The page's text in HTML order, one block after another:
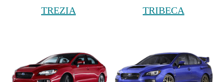
TREZIA TRIBECA